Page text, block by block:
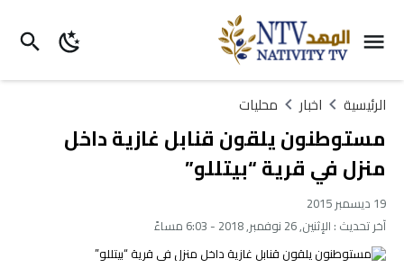
الرئيسية اخبار محليات
مستوطنون يلقون قنابل غازية داخل
منزل في قرية “بيتللو”
19 ديسمبر 2015
آخر تحديث : الإثنين, 26 نوفمبر, 2018 - 6:03 مساءً